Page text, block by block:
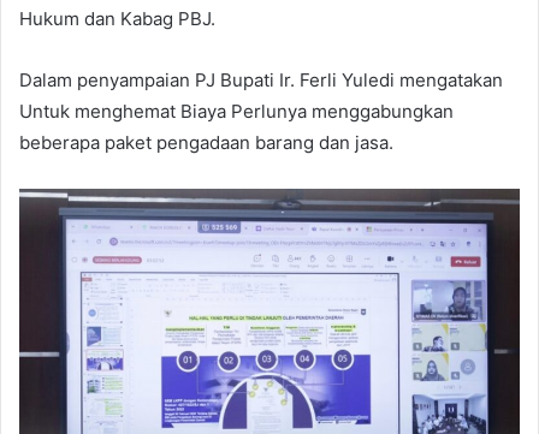
Hukum dan Kabag PBJ.
Dalam penyampaian PJ Bupati Ir. Ferli Yuledi mengatakan
Untuk menghemat Biaya Perlunya menggabungkan
beberapa paket pengadaan barang dan jasa.